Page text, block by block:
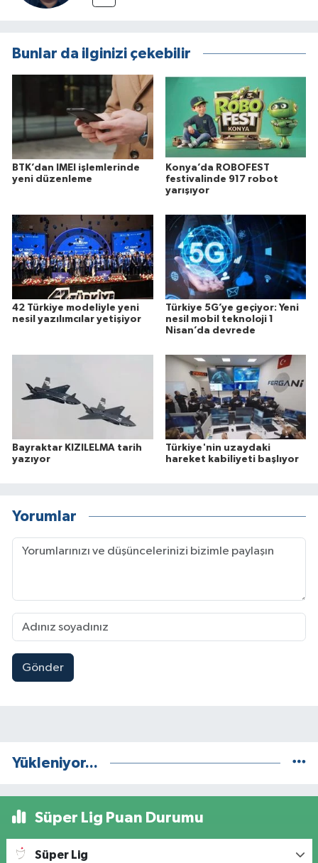
Bunlar da ilginizi çekebilir
BTK’dan IMEI işlemlerinde
yeni düzenleme
Konya’da ROBOFEST
festivalinde 917 robot
yarışıyor
42 Türkiye modeliyle yeni
nesil yazılımcılar yetişiyor
Türkiye 5G’ye geçiyor: Yeni
nesil mobil teknoloji 1
Nisan’da devrede
Bayraktar KIZILELMA tarih
yazıyor
Türkiye'nin uzaydaki
hareket kabiliyeti başlıyor
Yorumlar
Gönder
Yükleniyor...
Süper Lig Puan Durumu
Süper Lig